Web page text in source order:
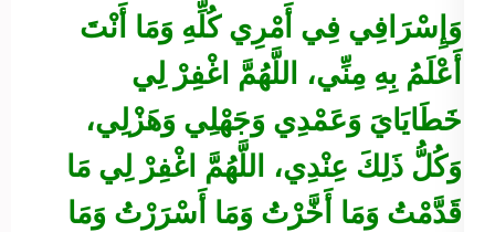
وَإِسْرَافِي فِي أَمْرِي كُلِّهِ وَمَا أَنْتَ
أَعْلَمُ بِهِ مِنِّي، اللَّهُمَّ اغْفِرْ لِي
خَطَايَايَ وَعَمْدِي وَجَهْلِي وَهَزْلِي،
وَكُلُّ ذَلِكَ عِنْدِي، اللَّهُمَّ اغْفِرْ لِي مَا
قَدَّمْتُ وَمَا أَخَّرْتُ وَمَا أَسْرَرْتُ وَمَا